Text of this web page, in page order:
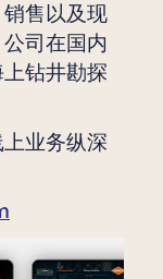
售以及现
司在国内
钻井勘探
业务纵深